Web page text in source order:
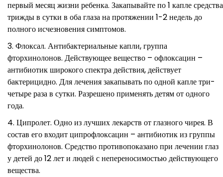
первый месяц жизни ребенка. Закапывайте по 1 капле средства
трижды в сутки в оба глаза на протяжении 1-2 недель до
полного исчезновения симптомов.
Флоксал. Антибактериальные капли, группа
фторхинолонов. Действующее вещество – офлоксацин –
антибиотик широкого спектра действия, действует
бактерицидно. Для лечения закапывать по одной капле три-
четыре раза в сутки. Разрешено применять детям от одного
года.
Ципролет. Одно из лучших лекарств от глазного чирея. В
состав его входит ципрофлоксацин – антибиотик из группы
фторхинолонов. Средство противопоказано при лечении глаз
у детей до 12 лет и людей с непереносимостью действующего
вещества.